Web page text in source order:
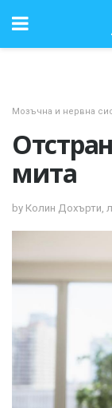
Мозъчна и нервна
мита
by Колин Дохърти,